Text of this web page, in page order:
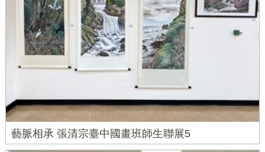
藝脈相承 張清宗臺中國畫班師生聯展5